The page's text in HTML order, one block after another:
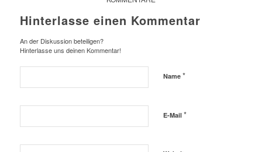
Hinterlasse einen Kommentar
An der Diskussion beteiligen?
Hinterlasse uns deinen Kommentar!
Name *
E-Mail *